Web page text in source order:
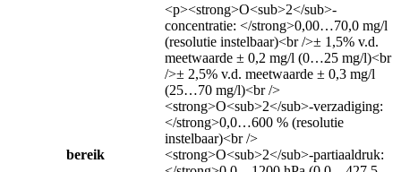
bereik
<p><strong>O<sub>2</sub>-
concentratie: </strong>0,00…70,0 mg/l
(resolutie instelbaar)<br />± 1,5% v.d.
meetwaarde ± 0,2 mg/l (0…25 mg/l)<br
/>± 2,5% v.d. meetwaarde ± 0,3 mg/l
(25…70 mg/l)<br />
<strong>O<sub>2</sub>-verzadiging:
</strong>0,0…600 % (resolutie
instelbaar)<br />
<strong>O<sub>2</sub>-partiaaldruk: